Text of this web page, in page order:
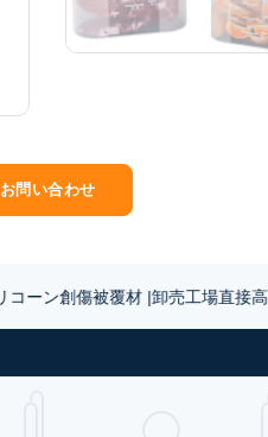
お問い合わせ
ーン創傷被覆材 |卸売工場直接高